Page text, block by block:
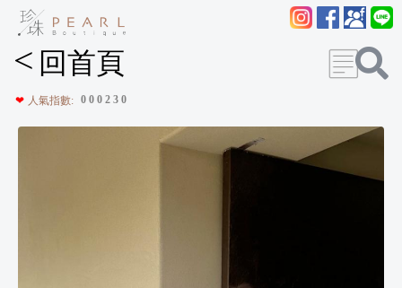
< 回首頁
❤ 人氣指數: 0 0 0 2 3 0